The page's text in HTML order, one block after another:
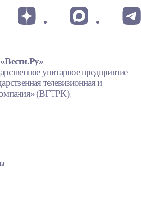
унитарное предприятие
телевизионная и
(ВГТРК).